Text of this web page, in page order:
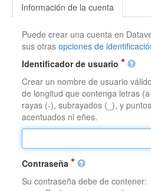
Información de la cuenta
Puede crear una cuenta en
sus otrasopciones de
Identificador de usuario
Crear un nombre de usuario
de longitud que contenga letras
rayas (-), subrayados (_), y
acentuados ni eñes.
Contraseña
Su contraseña debe de contener: